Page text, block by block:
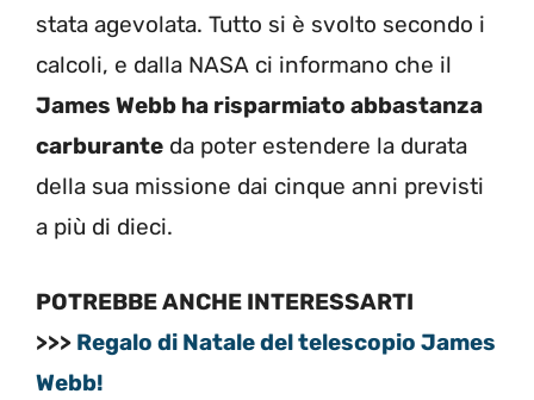
stata agevolata. Tutto si è svolto secondo i
calcoli, e dalla NASA ci informano che il
James Webb ha risparmiato abbastanza
carburante da poter estendere la durata
della sua missione dai cinque anni previsti
a più di dieci.
POTREBBE ANCHE INTERESSARTI
>>> Regalo di Natale del telescopio James
Webb!